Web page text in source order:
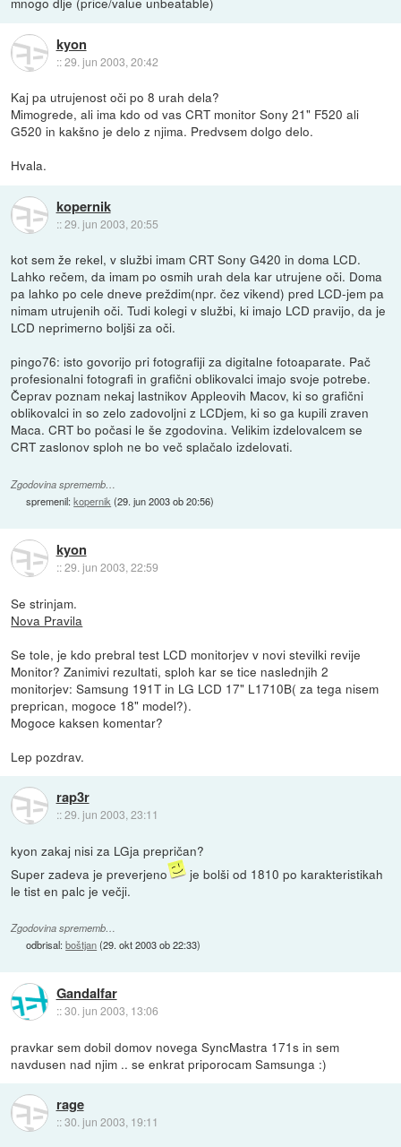
kyon
::29. jun 2003, 20:42
Kaj pa utrujenost oči po 8 urah dela?
Mimogrede, ali ima kdo od vas CRT monitor Sony 21" F520 ali
G520 in kakšno je delo z njima. Predvsem dolgo delo.
Hvala.
kopernik
::29. jun 2003, 20:55
kot sem že rekel, v službi imam CRT Sony G420 in doma LCD.
Lahko rečem, da imam po osmih urah dela kar utrujene oči. Doma
pa lahko po cele dneve preždim(npr. čez vikend) pred LCD-jem pa
nimam utrujenih oči. Tudi kolegi v službi, ki imajo LCD pravijo, da je
LCD neprimerno boljši za oči.
pingo76: isto govorijo pri fotografiji za digitalne fotoaparate. Pač
profesionalni fotografi in grafični oblikovalci imajo svoje potrebe.
Čeprav poznam nekaj lastnikov Appleovih Macov, ki so grafični
oblikovalci in so zelo zadovoljni z LCDjem, ki so ga kupili zraven
Maca. CRT bo počasi le še zgodovina. Velikim izdelovalcem se
CRT zaslonov sploh ne bo več splačalo izdelovati.
Zgodovina sprememb…
spremenil:kopernik (29. jun 2003 ob 20:56)
kyon
::29. jun 2003, 22:59
Se strinjam.
Nova Pravila
Se tole, je kdo prebral test LCD monitorjev v novi stevilki revije
Monitor? Zanimivi rezultati, sploh kar se tice naslednjih 2
monitorjev: Samsung 191T in LG LCD 17" L1710B( za tega nisem
preprican, mogoce 18" model?).
Mogoce kaksen komentar?
Lep pozdrav.
rap3r
::29. jun 2003, 23:11
kyon zakaj nisi za LGja prepričan?
Super zadeva je preverjeno
je bolši od 1810 po karakteristikah
le tist en palc je večji.
Zgodovina sprememb…
odbrisal:boštjan(29. okt 2003 ob 22:33)
Gandalfar
::30. jun 2003, 13:06
pravkar sem dobil domov novega SyncMastra 171s in sem
navdusen nad njim .. se enkrat priporocam Samsunga :)
rage
::30. jun 2003, 19:11